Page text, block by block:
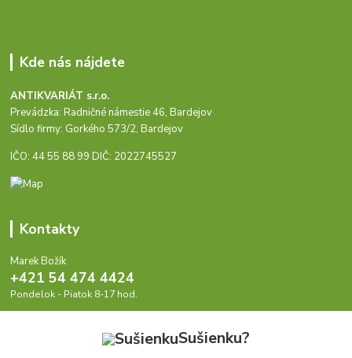
Kde nás nájdete
ANTIKVARIÁT s.r.o.
Prevádzka: Radničné námestie 46, Bardejov
Sídlo firmy: Gorkého 573/2, Bardejov
IČO: 44 55 88 99 DIČ: 2022745527
Kontakty
Marek Božík
+421 54 474 4424
Pondelok - Piatok 8-17 hod.
Sušienku?